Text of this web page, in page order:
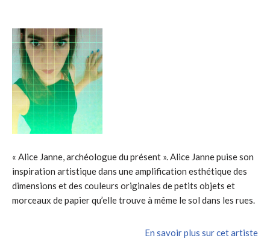
« Alice Janne, archéologue du présent ». Alice Janne puise son
inspiration artistique dans une amplification esthétique des
dimensions et des couleurs originales de petits objets et
morceaux de papier qu’elle trouve à même le sol dans les rues.
En savoir plus sur cet artiste